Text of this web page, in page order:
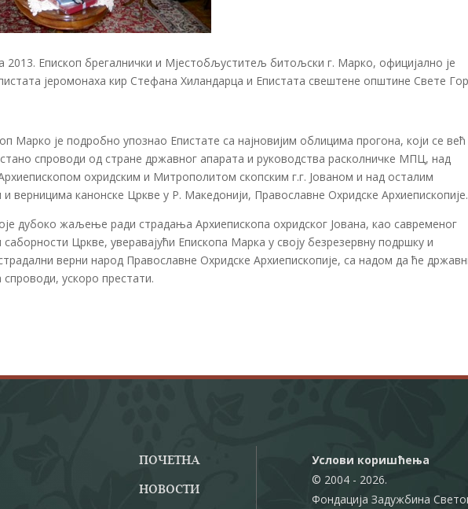
2013. Епископ брегалнички и Мјестобљуститељ битољски г. Марко, официјално је
јеромонаха кир Стефана Хиландарца и Епистата свештене општине Свете
Марко је подробно упознао Епистате са најновијим облицима прогона, који се већ
спроводи од стране државног апарата и руководства расколничке МПЦ, над
охридским и Митрополитом скопским г.г. Јованом и над осталим
верницима канонске Цркве у Р. Македонији, Православне Охридске Архиепископије.
дубоко жаљење ради страдања Архиепископа охридског Јована, као савременог
саборности Цркве, уверавајући Епископа Марка у своју безрезервну подршку и
верни народ Православне Охридске Архиепископије, са надом да ће
ускоро престати.
ПОЧЕТНА
НОВОСТИ
Услови коришћења
© 2004 - 2026.
Фондација Задужбина